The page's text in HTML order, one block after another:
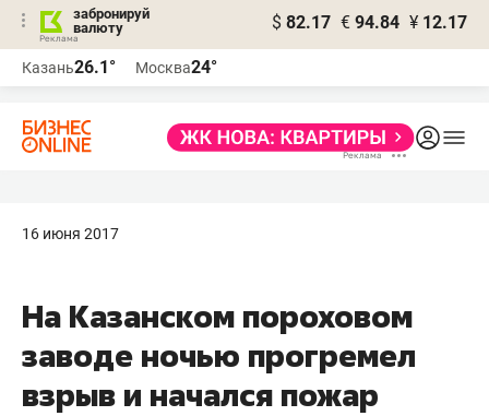
забронируй
валюту
$ 82.17 € 94.84 ¥ 12.17
Казань26.1° Москва24°
16 июня 2017
На Казанском пороховом
заводе ночью прогремел
взрыв и начался пожар